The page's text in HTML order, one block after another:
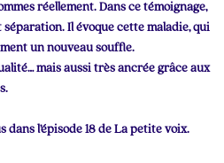
réellement. Dans ce témoignage,
Il évoque cette maladie, qui
un nouveau souffle.
mais aussi très ancrée grâce aux
l’épisode 18 de La petite voix.